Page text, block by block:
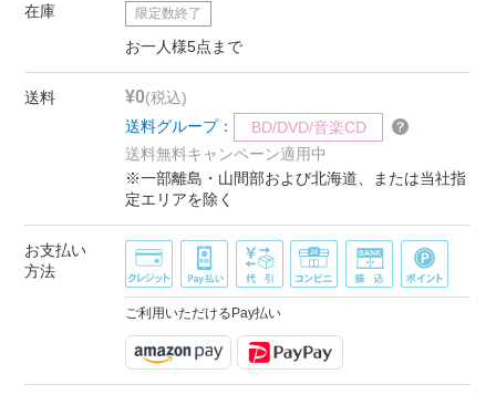
在庫 限定数終了
お一人様5点まで
送料 ¥0(税込)
送料グループ：
BD/DVD/音楽CD
送料無料キャンペーン適用中
※一部離島・山間部および北海道、または当社指
定エリアを除く
お支払い
方法
ご利用いただけるPay払い